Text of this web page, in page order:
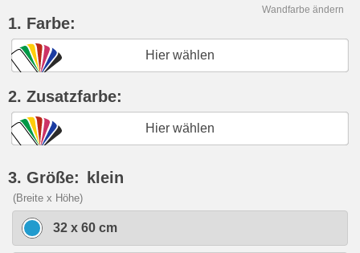
Wandfarbe ändern
1. Farbe:
Hier wählen
2. Zusatzfarbe:
Hier wählen
3. Größe: klein
(Breite x Höhe)
32 x 60 cm